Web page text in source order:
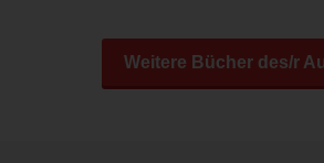
Weitere Bücher des/r